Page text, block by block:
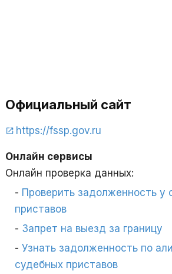
Официальный сайт
https://fssp.gov.ru
Онлайн сервисы
Онлайн проверка данных:
Проверить задолженность у
приставов
Запрет на выезд за границу
Узнать задолженность по
судебных приставов